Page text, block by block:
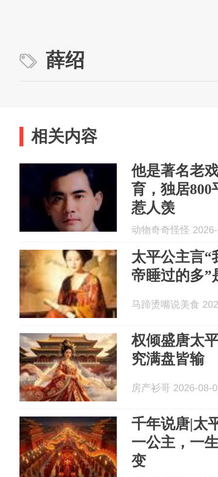
薛绍
相关内容
他是著名老
育，独居800
惹人羡
动物奇奇怪怪
太平公主言“
帝睡过的多”
马蹄烫嘴说美食
权倾盛唐太
究满盘皆输
房产衫哥 2026-08-
千年说唐|太
一公主，一
变